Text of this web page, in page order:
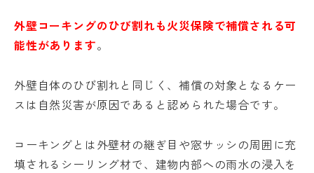
外壁コーキングのひび割れも火災保険で補償される可
能性があります。
外壁自体のひび割れと同じく、補償の対象となるケー
スは自然災害が原因であると認められた場合です。
コーキングとは外壁材の継ぎ目や窓サッシの周囲に充
填されるシーリング材で、建物内部への雨水の浸入を